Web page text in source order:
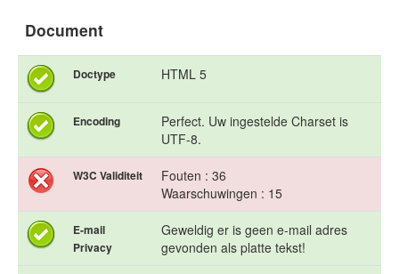
Document
Doctype HTML 5
Encoding
Perfect. Uw ingestelde Charset is
UTF-8.
W3C Validiteit
Fouten : 36
Waarschuwingen : 15
E-mail
Privacy
Geweldig er is geen e-mail adres
gevonden als platte tekst!